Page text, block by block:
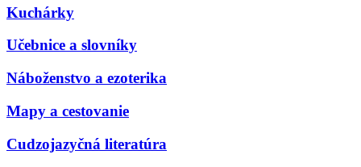
Kuchárky
Učebnice a slovníky
Náboženstvo a ezoterika
Mapy a cestovanie
Cudzojazyčná literatúra